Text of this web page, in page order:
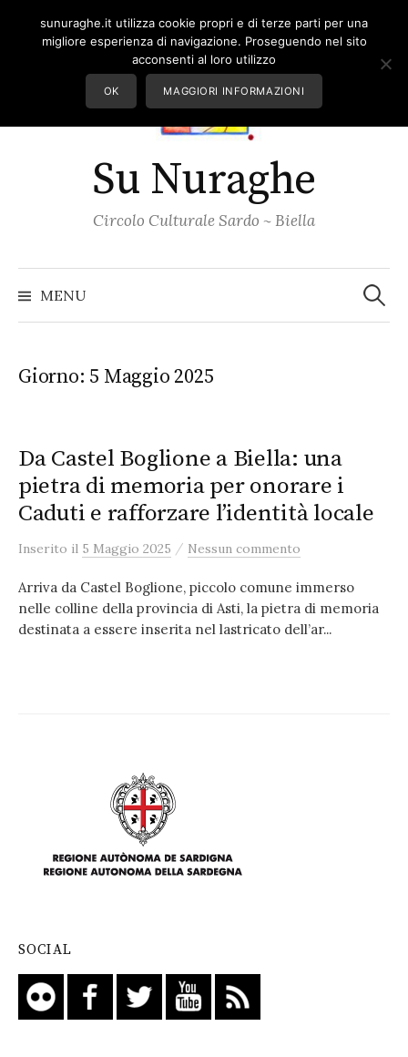
Su Nuraghe
Circolo Culturale Sardo ~ Biella
MENU per:
Giorno: 5 Maggio 2025
Da Castel Boglione a Biella: una
pietra di memoria per onorare i
Caduti e rafforzare l’identità locale
Inserito il 5 Maggio 2025 / Nessun commento
Arriva da Castel Boglione, piccolo comune immerso
nelle colline della provincia di Asti, la pietra di memoria
destinata a essere inserita nel lastricato dell’ar...
SOCIAL
sunuraghe.it utilizza cookie propri e di terze parti per una
migliore esperienza di navigazione. Proseguendo nel sito
acconsenti al loro utilizzo
OK MAGGIORI INFORMAZIONI